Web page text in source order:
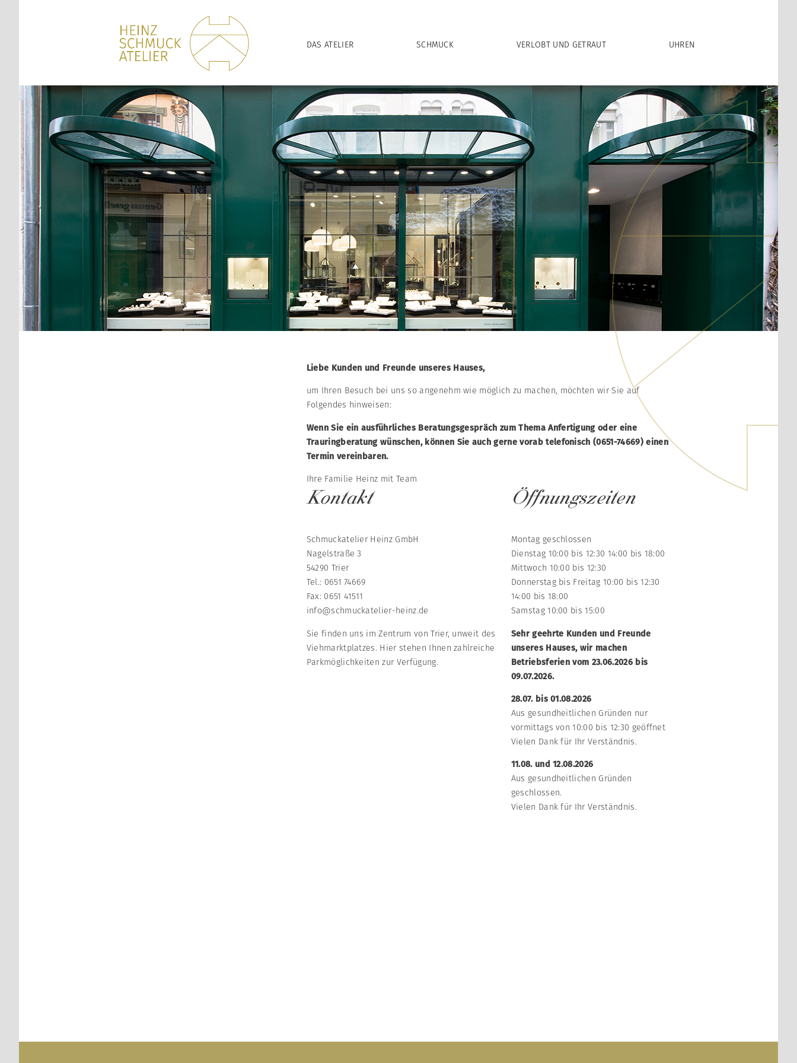
DAS ATELIER SCHMUCK VERLOBT UND GETRAUT UHREN
Liebe Kunden und Freunde unseres Hauses,
um Ihren Besuch bei uns so angenehm wie möglich zu machen, möchten wir Sie auf
Folgendes hinweisen:
Wenn Sie ein ausführliches Beratungsgespräch zum Thema Anfertigung oder eine
Trauringberatung wünschen, können Sie auch gerne vorab telefonisch (0651-74669) einen
Termin vereinbaren.
Ihre Familie Heinz mit Team
Kontakt
Schmuckatelier Heinz GmbH
Nagelstraße 3
54290 Trier
Tel.: 0651 74669
Fax: 0651 41511
info@schmuckatelier-heinz.de
Sie finden uns im Zentrum von Trier, unweit des
Viehmarktplatzes. Hier stehen Ihnen zahlreiche
Parkmöglichkeiten zur Verfügung.
Öffnungszeiten
Montag geschlossen
Dienstag 10:00 bis 12:30 14:00 bis 18:00
Mittwoch 10:00 bis 12:30
Donnerstag bis Freitag 10:00 bis 12:30
14:00 bis 18:00
Samstag 10:00 bis 15:00
Sehr geehrte Kunden und Freunde
unseres Hauses, wir machen
Betriebsferien vom 23.06.2026 bis
09.07.2026.
28.07. bis 01.08.2026
Aus gesundheitlichen Gründen nur
vormittags von 10:00 bis 12:30 geöffnet
Vielen Dank für Ihr Verständnis.
11.08. und 12.08.2026
Aus gesundheitlichen Gründen
geschlossen.
Vielen Dank für Ihr Verständnis.